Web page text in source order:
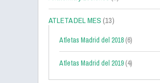
ATLETA DEL MES(13)
Atletas Madrid del 2018 (6)
Atletas Madrid del 2019 (4)